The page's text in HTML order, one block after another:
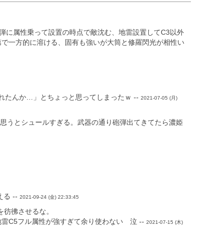
属性乗って設置の時点で敵沈む、地雷設置してC3以外
一方的に溶ける、固有も強いが大筒と修羅閃光が相性い
たんか…」とちょっと思ってしまったｗ --2021-07-05 (月)
うとシュールすぎる。武器の通り砲弾出てきてたら濃姫
る --2021-09-24 (金) 22:33:45
彿させるな。
雷C5フル属性が強すぎて余り使わない 泣 --2021-07-15 (木)